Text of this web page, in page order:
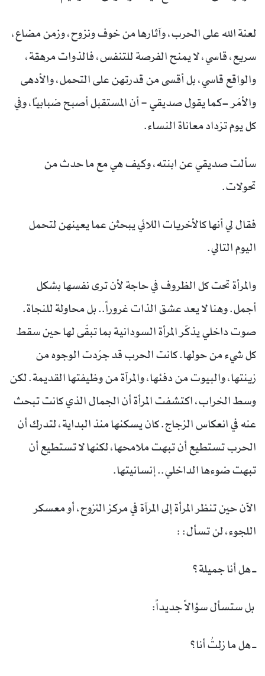
لعنة الله على الحرب، وآثارها من خوف ونزوح، وزمن مضاع،
سريع، قاسي، لا يمنح الفرصة للتنفس، فالذوات مرهقة،
والواقع قاسي، بل أقسى من قدرتهن على التحمل، والأدهى
والأمَر -كما يقول صديقي – أن المستقبل أصبح ضبابياً، وفي
كل يوم تزداد معاناة النساء.
سألت صديقي عن ابنته، وكيف هي مع ما حدث من
تحولات.
فقال لي أنها كالأخريات اللائي يبحثن عما يعينهن لتحمل
اليوم التالي.
والمرأة تحت كل الظروف في حاجة لأن ترى نفسها بشكل
أجمل. وهنا لا يعد عشق الذات غروراً.. بل محاولة للنجاة.
صوت داخلي يذكّر المرأة السودانية بما تبقّى لها حين سقط
كل شيء من حولها. كانت الحرب قد جرّدت الوجوه من
زينتها، والبيوت من دفئها، والمرآة من وظيفتها القديمة. لكن
وسط الخراب، اكتشفت المرأة أن الجمال الذي كانت تبحث
عنه في انعكاس الزجاج. كان يسكنها منذ البداية، لتدرك أن
الحرب تستطيع أن تبهت ملامحها، لكنها لا تستطيع أن
تبهت ضوءها الداخلي.. إنسانيتها.
الآن حين تنظر المرأة إلى المرآة في مركز النزوح، أو معسكر
اللجوء، لن تسأل: :
ــ هل أنا جميلة؟
بل ستسأل سؤالاً جديداً:
ــ هل ما زلتُ أنا؟